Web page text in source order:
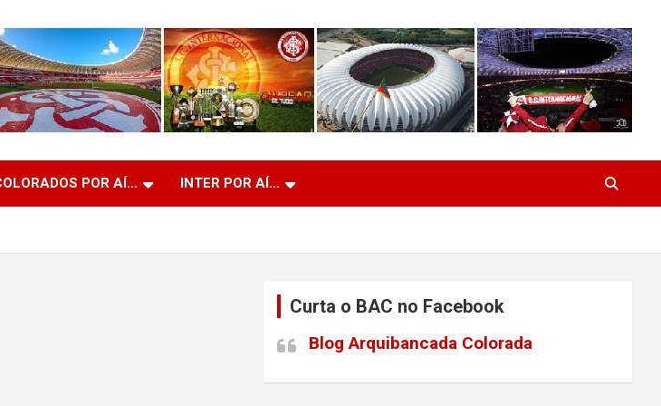
POR AÍ… INTER POR AÍ…
Curta o BAC no Facebook
Blog Arquibancada Colorada